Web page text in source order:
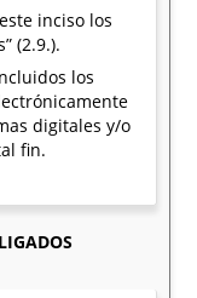
inciso los
(2.9.).
los
digitales y/o
fin.